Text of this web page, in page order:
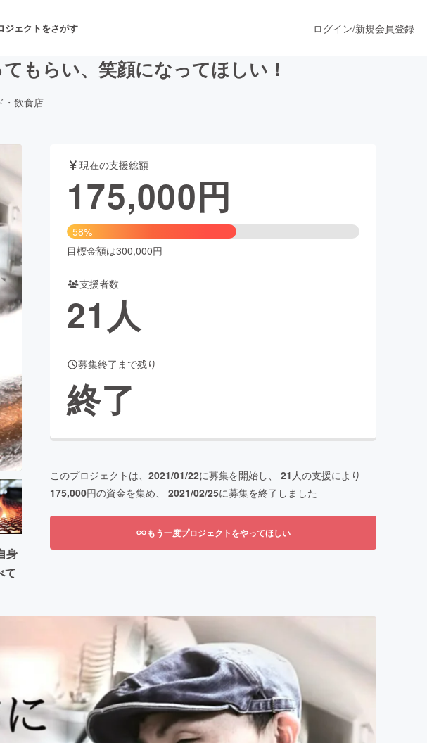
ジェクトをさがす
舞台・パフォーマンス
フード・飲食店 ファッション
アニメ・漫画
ビューティー・ヘルスケア
コミュニティ
ログイン/新規会員登録
もらい、笑顔になってほしい！
・飲食店
身
て
現在の支援総額
175,000円
58%
目標金額は300,000円
支援者数
21 人
募集終了まで残り
終了
このプロジェクトは、 2021/01/22に募集を開始し、 21 人の支援により
175,000円の資金を集め、 2021/02/25に募集を終了しました
もう一度プロジェクトをやってほしい